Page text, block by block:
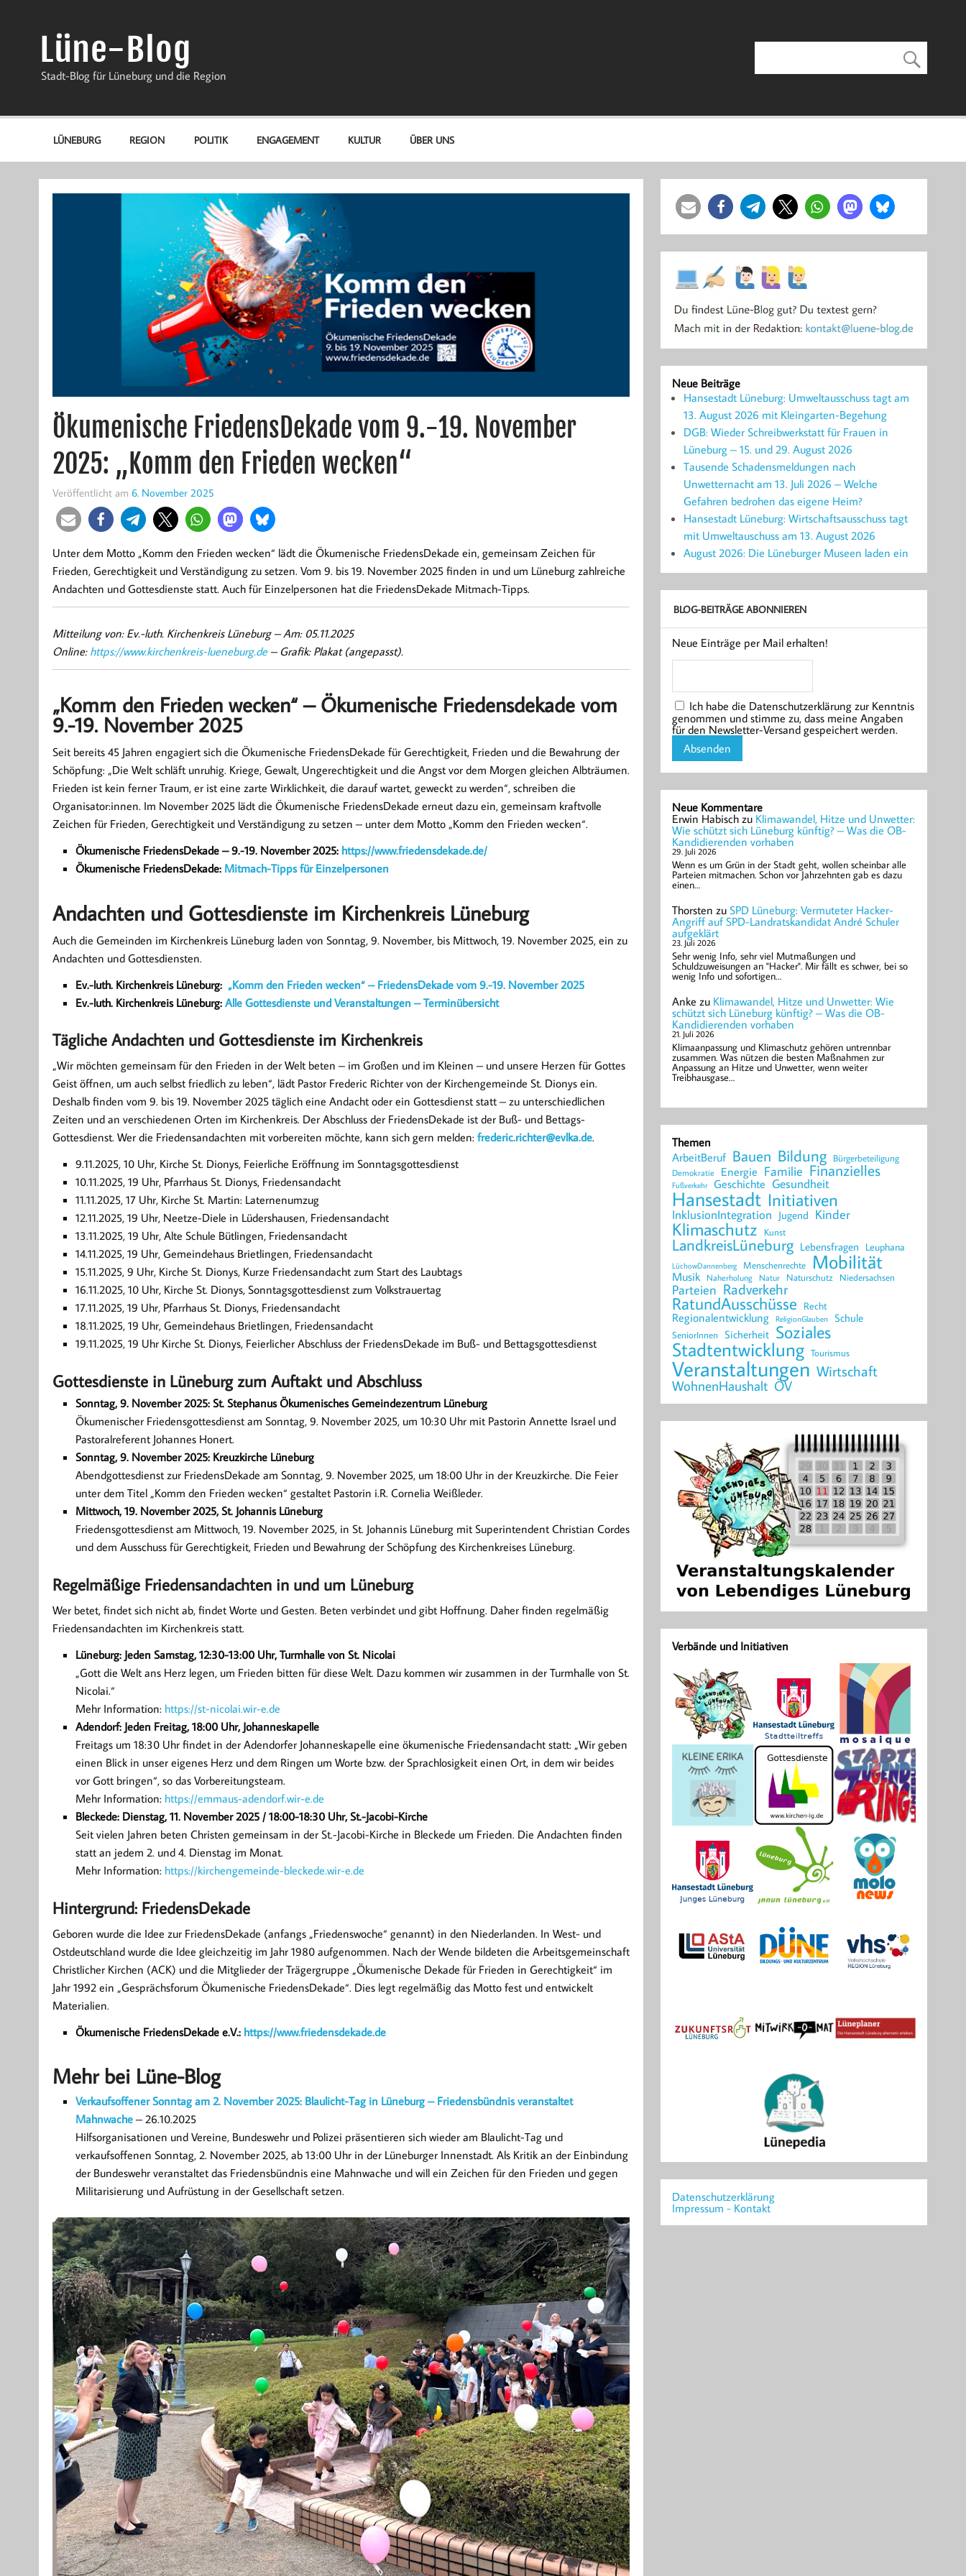
Lüne-Blog
Stadt-Blog für Lüneburg und die Region
LÜNEBURG REGION POLITIK ENGAGEMENT KULTUR ÜBER UNS
Ökumenische FriedensDekade vom 9.-19. November
2025: „Komm den Frieden wecken“
Veröffentlicht am 6. November 2025
Unter dem Motto „Komm den Frieden wecken“ lädt die Ökumenische FriedensDekade ein, gemeinsam Zeichen für
Frieden, Gerechtigkeit und Verständigung zu setzen. Vom 9. bis 19. November 2025 finden in und um Lüneburg zahlreiche
Andachten und Gottesdienste statt. Auch für Einzelpersonen hat die FriedensDekade Mitmach-Tipps.
Mitteilung von: Ev.-luth. Kirchenkreis Lüneburg –Am: 05.11.2025
Online: https://www.kirchenkreis-lueneburg.de– Grafik: Plakat (angepasst).
„Komm den Frieden wecken“ – Ökumenische Friedensdekade vom
9.-19. November 2025
Seit bereits 45 Jahren engagiert sich die Ökumenische FriedensDekade für Gerechtigkeit, Frieden und die Bewahrung der
Schöpfung: „Die Welt schläft unruhig. Kriege, Gewalt, Ungerechtigkeit und die Angst vor dem Morgen gleichen Albträumen.
Frieden ist kein ferner Traum, er ist eine zarte Wirklichkeit, die darauf wartet, geweckt zu werden“, schreiben die
Organisator:innen. Im November 2025 lädt die Ökumenische FriedensDekade erneut dazu ein, gemeinsam kraftvolle
Zeichen für Frieden, Gerechtigkeit und Verständigung zu setzen – unter dem Motto „Komm den Frieden wecken“.
Ökumenische FriedensDekade – 9.-19. November 2025: https://www.friedensdekade.de/
Ökumenische FriedensDekade: Mitmach-Tipps für Einzelpersonen
Andachten und Gottesdienste im Kirchenkreis Lüneburg
Auch die Gemeinden im Kirchenkreis Lüneburg laden von Sonntag, 9. November, bis Mittwoch, 19. November 2025, ein zu
Andachten und Gottesdiensten.
Ev.-luth. Kirchenkreis Lüneburg: „Komm den Frieden wecken“ – FriedensDekade vom 9.-19. November 2025
Ev.-luth. Kirchenkreis Lüneburg: Alle Gottesdienste und Veranstaltungen – Terminübersicht
Tägliche Andachten und Gottesdienste im Kirchenkreis
„Wir möchten gemeinsam für den Frieden in der Welt beten – im Großen und im Kleinen – und unsere Herzen für Gottes
Geist öffnen, um auch selbst friedlich zu leben“, lädt Pastor Frederic Richter von der Kirchengemeinde St. Dionys ein.
Deshalb finden vom 9. bis 19. November 2025 täglich eine Andacht oder ein Gottesdienst statt – zu unterschiedlichen
Zeiten und an verschiedenen Orten im Kirchenkreis. Der Abschluss der FriedensDekade ist der Buß- und Bettags-
Gottesdienst. Wer die Friedensandachten mit vorbereiten möchte, kann sich gern melden: frederic.richter@evlka.de.
9.11.2025, 10 Uhr, Kirche St. Dionys, Feierliche Eröffnung im Sonntagsgottesdienst
10.11.2025, 19 Uhr, Pfarrhaus St. Dionys, Friedensandacht
11.11.2025, 17 Uhr, Kirche St. Martin: Laternenumzug
12.11.2025, 19 Uhr, Neetze-Diele in Lüdershausen, Friedensandacht
13.11.2025, 19 Uhr, Alte Schule Bütlingen, Friedensandacht
14.11.2025, 19 Uhr, Gemeindehaus Brietlingen, Friedensandacht
15.11.2025, 9 Uhr, Kirche St. Dionys, Kurze Friedensandacht zum Start des Laubtags
16.11.2025, 10 Uhr, Kirche St. Dionys, Sonntagsgottesdienst zum Volkstrauertag
17.11.2025, 19 Uhr, Pfarrhaus St. Dionys, Friedensandacht
18.11.2025, 19 Uhr, Gemeindehaus Brietlingen, Friedensandacht
19.11.2025, 19 Uhr Kirche St. Dionys, Feierlicher Abschluss der FriedensDekade im Buß- und Bettagsgottesdienst
Gottesdienste in Lüneburg zum Auftakt und Abschluss
Sonntag, 9. November 2025: St. Stephanus Ökumenisches Gemeindezentrum Lüneburg
Ökumenischer Friedensgottesdienst am Sonntag, 9. November 2025, um 10:30 Uhr mit Pastorin Annette Israel und
Pastoralreferent Johannes Honert.
Sonntag, 9. November 2025: Kreuzkirche Lüneburg
Abendgottesdienst zur FriedensDekade am Sonntag, 9. November 2025, um 18:00 Uhr in der Kreuzkirche. Die Feier
unter dem Titel „Komm den Frieden wecken“ gestaltet Pastorin i.R. Cornelia Weißleder.
Mittwoch, 19. November 2025, St. Johannis Lüneburg
Friedensgottesdienst am Mittwoch, 19. November 2025, in St. Johannis Lüneburg mit Superintendent Christian Cordes
und dem Ausschuss für Gerechtigkeit, Frieden und Bewahrung der Schöpfung des Kirchenkreises Lüneburg.
Regelmäßige Friedensandachten in und um Lüneburg
Wer betet, findet sich nicht ab, findet Worte und Gesten. Beten verbindet und gibt Hoffnung. Daher finden regelmäßig
Friedensandachten im Kirchenkreis statt.
Lüneburg: Jeden Samstag, 12:30-13:00 Uhr, Turmhalle von St. Nicolai
„Gott die Welt ans Herz legen, um Frieden bitten für diese Welt. Dazu kommen wir zusammen in der Turmhalle von St.
Nicolai.“
Mehr Information: https://st-nicolai.wir-e.de
Adendorf: Jeden Freitag, 18:00 Uhr, Johanneskapelle
Freitags um 18:30 Uhr findet in der Adendorfer Johanneskapelle eine ökumenische Friedensandacht statt: „Wir geben
einen Blick in unser eigenes Herz und dem Ringen um Worte bzw. der Sprachlosigkeit einen Ort, in dem wir beides
vor Gott bringen“, so das Vorbereitungsteam.
Mehr Information: https://emmaus-adendorf.wir-e.de
Bleckede: Dienstag, 11. November 2025 / 18:00-18:30 Uhr, St.-Jacobi-Kirche
Seit vielen Jahren beten Christen gemeinsam in der St.-Jacobi-Kirche in Bleckede um Frieden. Die Andachten finden
statt an jedem 2. und 4. Dienstag im Monat.
Mehr Information: https://kirchengemeinde-bleckede.wir-e.de
Hintergrund: FriedensDekade
Geboren wurde die Idee zur FriedensDekade (anfangs „Friedenswoche“ genannt) in den Niederlanden. In West- und
Ostdeutschland wurde die Idee gleichzeitig im Jahr 1980 aufgenommen. Nach der Wende bildeten die Arbeitsgemeinschaft
Christlicher Kirchen (ACK) und die Mitglieder der Trägergruppe „Ökumenische Dekade für Frieden in Gerechtigkeit“ im
Jahr 1992 ein „Gesprächsforum Ökumenische FriedensDekade“. Dies legt regelmäßig das Motto fest und entwickelt
Materialien.
Ökumenische FriedensDekade e.V.: https://www.friedensdekade.de
Mehr bei Lüne-Blog
Verkaufsoffener Sonntag am 2. November 2025: Blaulicht-Tag in Lüneburg – Friedensbündnis veranstaltet
Mahnwache– 26.10.2025
Hilfsorganisationen und Vereine, Bundeswehr und Polizei präsentieren sich wieder am Blaulicht-Tag und
verkaufsoffenen Sonntag, 2. November 2025, ab 13:00 Uhr in der Lüneburger Innenstadt. Als Kritik an der Einbindung
der Bundeswehr veranstaltet das Friedensbündnis eine Mahnwache und will ein Zeichen für den Frieden und gegen
Militarisierung und Aufrüstung in der Gesellschaft setzen.
Neue Beiträge
Hansestadt Lüneburg: Umweltausschuss tagt am
13. August 2026 mit Kleingarten-Begehung
DGB: Wieder Schreibwerkstatt für Frauen in
Lüneburg – 15. und 29. August 2026
Tausende Schadensmeldungen nach
Unwetternacht am 13. Juli 2026 – Welche
Gefahren bedrohen das eigene Heim?
Hansestadt Lüneburg: Wirtschaftsausschuss tagt
mit Umweltauschuss am 13. August 2026
August 2026: Die Lüneburger Museen laden ein
BLOG-BEITRÄGE ABONNIEREN
Neue Einträge per Mail erhalten!
Ich habe die Datenschutzerklärung zur Kenntnis
genommen und stimme zu, dass meine Angaben
für den Newsletter-Versand gespeichert werden.
Neue Kommentare
Erwin Habisch zu Klimawandel, Hitze und Unwetter:
Wie schützt sich Lüneburg künftig? – Was die OB-
Kandidierenden vorhaben
29. Juli 2026
Wenn es um Grün in der Stadt geht, wollen scheinbar alle
Parteien mitmachen. Schon vor Jahrzehnten gab es dazu
einen…
Thorsten zuSPD Lüneburg: Vermuteter Hacker-
Angriff auf SPD-Landratskandidat André Schuler
aufgeklärt
23. Juli 2026
Sehr wenig Info, sehr viel Mutmaßungen und
Schuldzuweisungen an "Hacker". Mir fällt es schwer, bei so
wenig Info und sofortigen…
Anke zu Klimawandel, Hitze und Unwetter: Wie
schützt sich Lüneburg künftig? – Was die OB-
Kandidierenden vorhaben
21. Juli 2026
Klimaanpassung und Klimaschutz gehören untrennbar
zusammen. Was nützen die besten Maßnahmen zur
Anpassung an Hitze und Unwetter, wenn weiter
Treibhausgase…
Themen
ArbeitBeruf Bauen Bildung Bürgerbeteiligung
Demokratie Energie Familie Finanzielles
Fußverkehr Geschichte Gesundheit
Hansestadt Initiativen
InklusionIntegration Jugend Kinder
Klimaschutz Kunst
LandkreisLüneburg Lebensfragen Leuphana
LüchowDannenberg Menschenrechte Mobilität
Musik Naherholung Natur Naturschutz Niedersachsen
Parteien Radverkehr
RatundAusschüsse Recht
Regionalentwicklung ReligionGlauben Schule
SeniorInnen Sicherheit Soziales
Stadtentwicklung Tourismus
Veranstaltungen Wirtschaft
WohnenHaushalt ÖV
Verbände und Initiativen
Datenschutzerklärung
Impressum - Kontakt